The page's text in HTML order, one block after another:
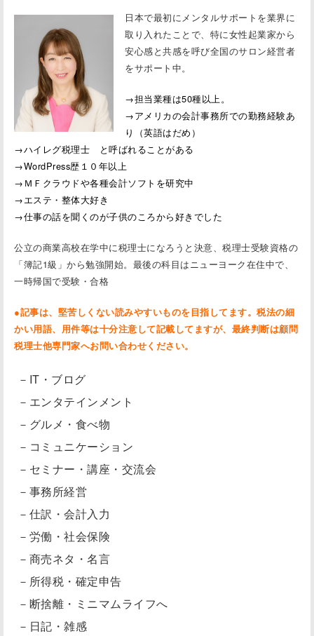
日本で最初にメンタルサポートを業界に
取り入れたことで、特に女性起業家から
安心感と共感を呼び全国のサロン経営者
をサポート中。
→担当業種は50種以上。
→アメリカの会計事務所での勤務経験あ
り（英語はだめ）
→ハイレグ税理士 と呼ばれることがある
→WordPress歴１０年以上
→ＭＦクラウドや各種会計ソフトを研究中
→エステ・整体大好き
→仕事の話を聞くのが子供のころから好きでした
公立の商業高校在学中に税理士になろうと決意、税理士受験資格の
「簿記1級」から勉強開始。最後の科目はニューヨーク在住中で、
一時帰国で受験・合格
●記事は、堅苦しくない読みやすいものを目指してます。税法の細
かい用語、用件等は十分注意して記載してますが、最終判断は顧問
税理士他専門家へお問い合わせください。
－IT・ブログ
－エンタテインメント
－グルメ・食べ物
－コミュニケーション
－セミナー・講座・交流会
－事務所経営
－仕訳・会計入力
－労働・社会保険
－商売ネタ・名言
－所得税・確定申告
－断捨離・ミニマムライフへ
－日記・雑感